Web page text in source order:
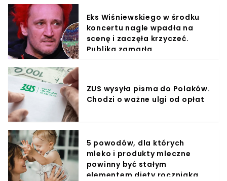
Eks Wiśniewskiego w środku
koncertu nagle wpadła na
scenę i zaczęła krzyczeć.
Publika zamarła
ZUS wysyła pisma do Polaków.
Chodzi o ważne ulgi od opłat
5 powodów, dla których
mleko i produkty mleczne
powinny być stałym
elementem diety roczniaka